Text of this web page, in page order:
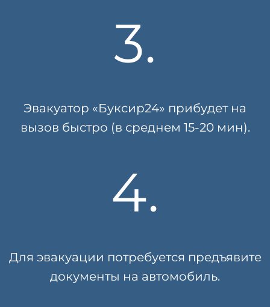
3.
Эвакуатор «Буксир24» прибудет на
вызов быстро (в среднем 15-20 мин).
4.
Для эвакуации потребуется предъявите
документы на автомобиль.